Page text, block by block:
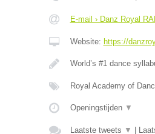
E-mail › Danz Royal
Website: https://
World’s #1 dance
Royal Academy of
Openingstijden ▼
Laatste tweets ▼